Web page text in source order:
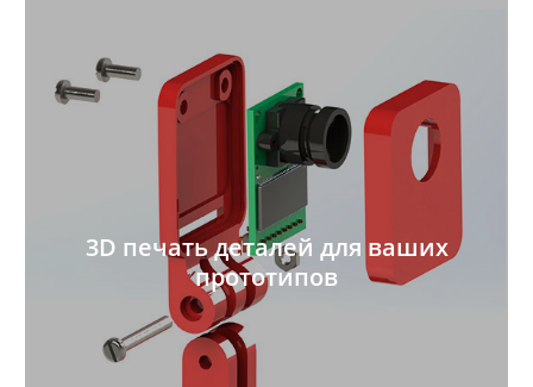
3D печать деталей для ваших
прототипов